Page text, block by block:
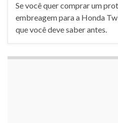
Se você quer comprar um
embreagem para a Honda
que você deve saber antes.